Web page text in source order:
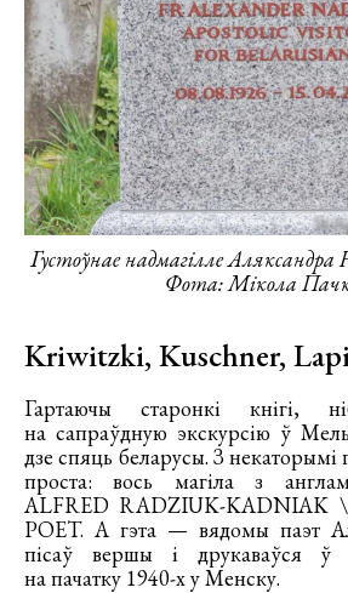
Густоўнае надмагілле Аляксандра
Фота: Мікола
Kriwitzki, Kuschner,
Гартаючы старонкі кнігі,
на сапраўдную экскурсію ў
дзе спяць беларусы. З некаторымі
проста: вось магіла з
ALFRED RADZIUK-KADNIAK \
POET. А гэта — вядомы паэт
пісаў вершы і друкаваўся
на пачатку 1940-х у Менску.